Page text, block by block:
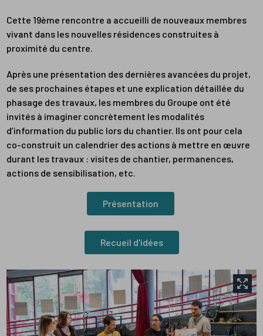
Cette 19ème rencontre a accueilli de nouveaux membres
vivant dans les nouvelles résidences construites à
proximité du centre.
Après une présentation des dernières avancées du projet,
de ses prochaines étapes et une explication détaillée du
phasage des travaux, les membres du Groupe ont été
invités à imaginer concrètement les modalités
d’information du public lors du chantier. Ils ont pour cela
co-construit un calendrier des actions à mettre en œuvre
durant les travaux : visites de chantier, permanences,
actions de sensibilisation, etc.
Présentation
Recueil d'idées